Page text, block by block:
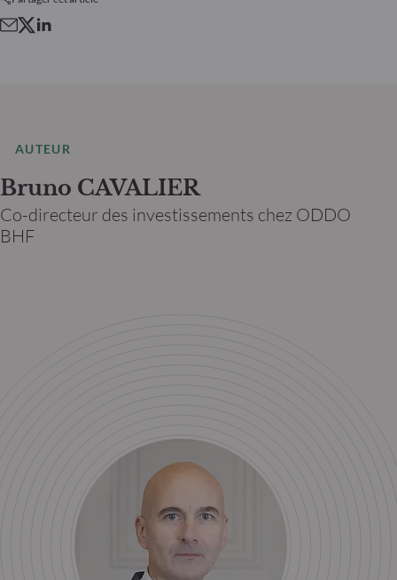
AUTEUR
Bruno CAVALIER
Co-directeur des investissements chez ODDO
BHF